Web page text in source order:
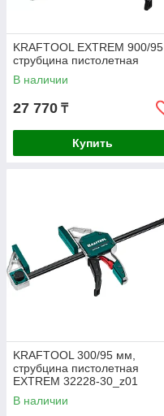
KRAFTOOL EXTREM 900/95
струбцина пистолетная
В наличии
27 770 ₸
Купить
KRAFTOOL 300/95 мм,
струбцина пистолетная
EXTREM 32228-30_z01
В наличии